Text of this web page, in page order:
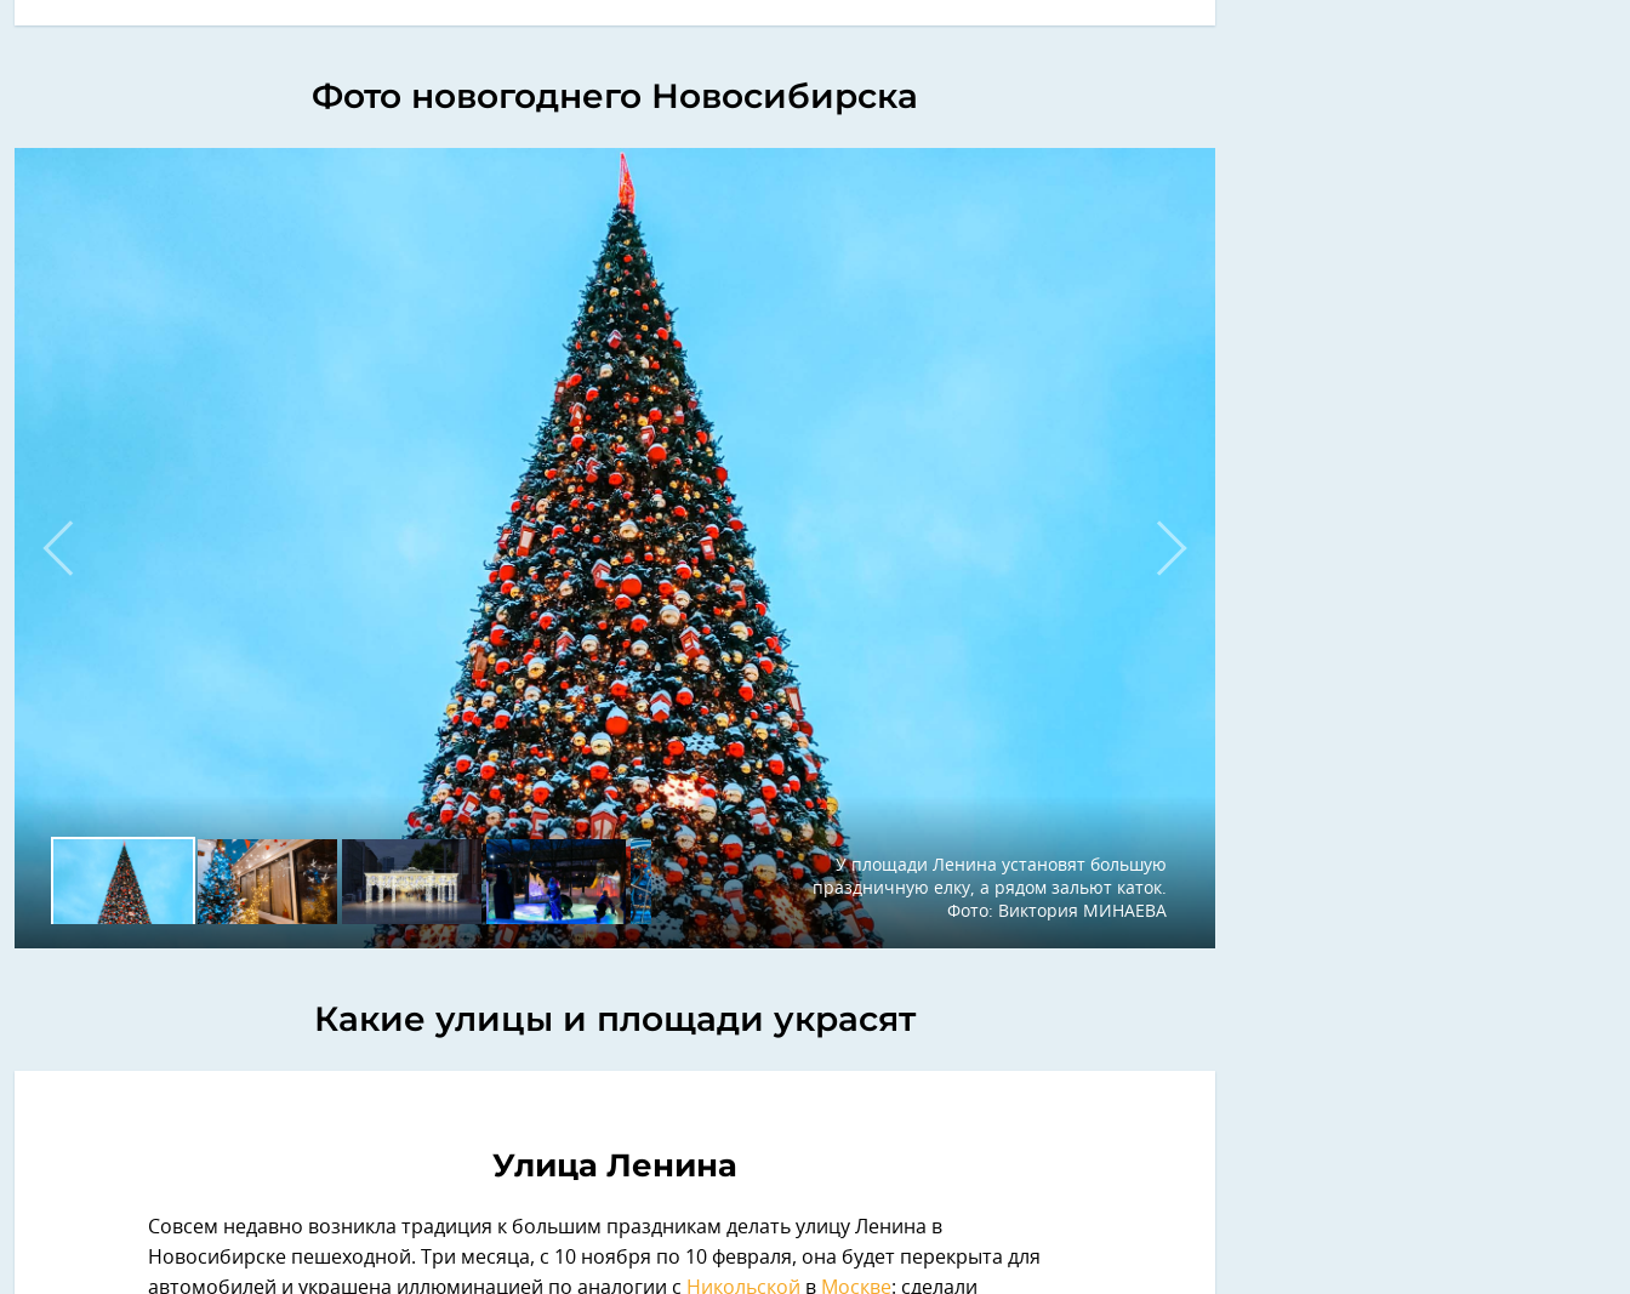
Фото новогоднего Новосибирска
У площади Ленина установят большую
праздничную елку, а рядом зальют каток.
Фото: Виктория МИНАЕВА
Next
Какие улицы и площади украсят
Улица Ленина
Совсем недавно возникла традиция к большим праздникам делать улицу Ленина в
Новосибирске пешеходной. Три месяца, с 10 ноября по 10 февраля, она будет перекрыта для
автомобилей и украшена иллюминацией по аналогии с Никольской в Москве: сделали